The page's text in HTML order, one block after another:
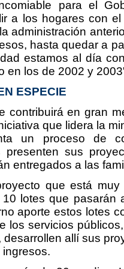
para el
a los hogares con
administración
hasta quedar a
estamos al día
en los de 2002 y
ESPECIE
contribuirá en gran
que lidera la
un proceso de
presenten sus
entregados a las
que está
lotes que pasarán
aporte estos lotes
los servicios
desarrollen allí sus